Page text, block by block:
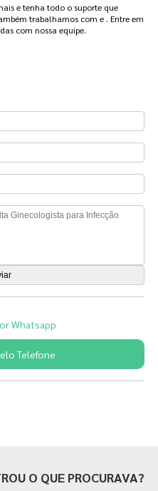
e tenha todo o suporte que
trabalhamos com e . Entre em
com nossa equipe.
Whatsapp
Telefone
O QUE PROCURAVA?